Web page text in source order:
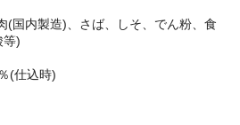
(国内製造)、さば、しそ、でん粉、食
酸等)
ば50％(仕込時)